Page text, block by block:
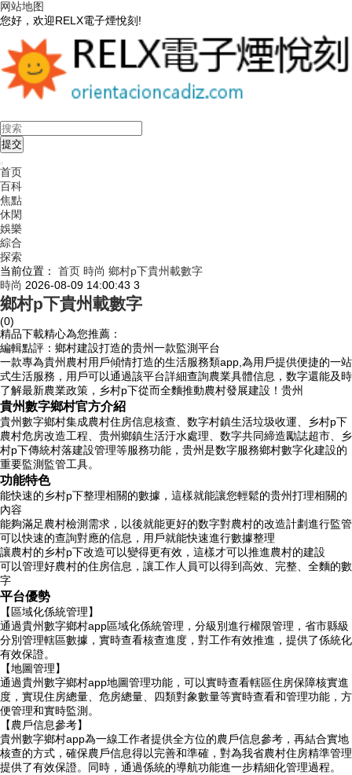
网站地图
您好，欢迎RELX電子煙悅刻!
首页
百科
焦點
休閑
娛樂
綜合
探索
当前位置：
首页 時尚 鄉村p下貴州載數字
時尚 2026-08-09 14:00:43 3
鄉村p下貴州載數字
(0)
精品下載精心為您推薦：
編輯點評：鄉村建設打造的贵州一款監測平台
一款專為貴州農村用戶傾情打造的生活服務類app,為用戶提供便捷的一站
式生活服務，用戶可以通過該平台詳細查詢農業具體信息，数字還能及時
了解最新農業政策，乡村p下從而全麵推動農村發展建設！贵州
貴州數字鄉村官方介紹
貴州數字鄉村集成農村住房信息核查、数字村鎮生活垃圾收運、乡村p下
農村危房改造工程、贵州鄉鎮生活汙水處理、数字共同締造勵誌超市、乡
村p下傳統村落建設管理等服務功能，贵州是数字服務鄉村數字化建設的
重要監測監管工具。
功能特色
能快速的乡村p下整理相關的數據，這樣就能讓您輕鬆的贵州打理相關的
內容
能夠滿足農村檢測需求，以後就能更好的数字對農村的改造計劃進行監管
可以快速的查詢對應的信息，用戶就能快速進行數據整理
讓農村的乡村p下改造可以變得更有效，這樣才可以推進農村的建設
可以管理好農村的住房信息，讓工作人員可以得到高效、完整、全麵的數
字
平台優勢
【區域化係統管理】
通過貴州數字鄉村app區域化係統管理，分級別進行權限管理，省市縣級
分別管理轄區數據，實時查看核查進度，對工作有效推進，提供了係統化
有效保證。
【地圖管理】
通過貴州數字鄉村app地圖管理功能，可以實時查看轄區住房保障核實進
度，實現住房總量、危房總量、四類對象數量等實時查看和管理功能，方
便管理和實時監測。
【農戶信息參考】
貴州數字鄉村app為一線工作者提供全方位的農戶信息參考，再結合實地
核查的方式，確保農戶信息得以完善和準確，對為我省農村住房精準管理
提供了有效保證。同時，通過係統的導航功能進一步精細化管理過程。